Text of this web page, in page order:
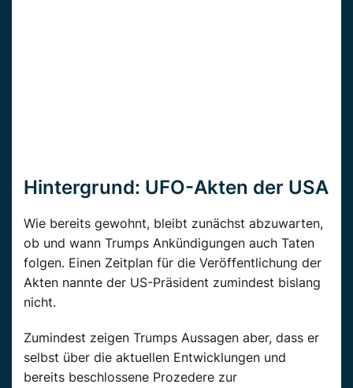
Hintergrund: UFO-Akten der USA
Wie bereits gewohnt, bleibt zunächst abzuwarten,
ob und wann Trumps Ankündigungen auch Taten
folgen. Einen Zeitplan für die Veröffentlichung der
Akten nannte der US-Präsident zumindest bislang
nicht.
Zumindest zeigen Trumps Aussagen aber, dass er
selbst über die aktuellen Entwicklungen und
bereits beschlossene Prozedere zur